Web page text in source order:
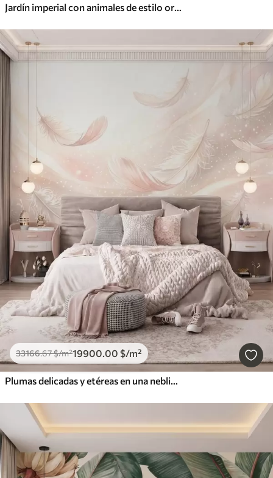
Jardín imperial con animales de estilo oriental: mono, leopardo, tigre, pavo real y garza
33166.67$/m²19900.00 $/m²
Plumas delicadas y etéreas en una neblina de color rosa melocotón con destellos